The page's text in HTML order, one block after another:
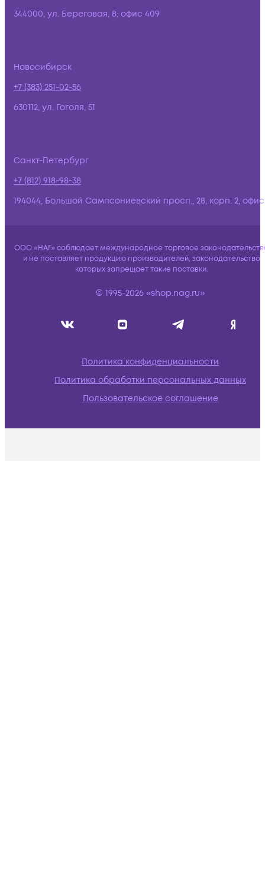
344000, ул. Береговая, 8, офис 409
Новосибирск
+7 (383) 251-02-56
630112, ул. Гоголя, 51
Санкт-Петербург
+7 (812) 918-98-38
194044, Большой Сампсониевский просп., 28, корп. 2,
ООО «НАГ» соблюдает международное торговое
и не поставляет продукцию производителей, законодательство
которых запрещает такие поставки.
© 1995-2026 «shop.nag.ru»
Политика конфиденциальности
Политика обработки персональных данных
Пользовательское соглашение